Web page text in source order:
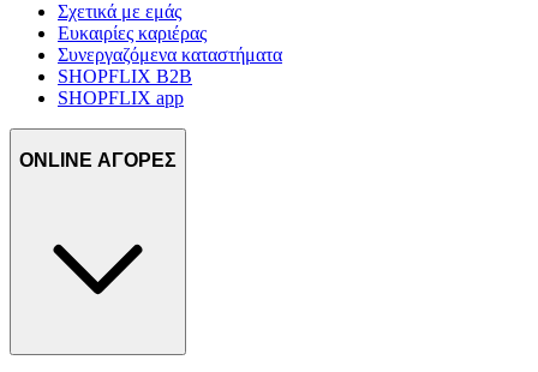
Σχετικά με εμάς
Ευκαιρίες καριέρας
Συνεργαζόμενα καταστήματα
SHOPFLIX B2B
SHOPFLIX app
ONLINE ΑΓΟΡΕΣ